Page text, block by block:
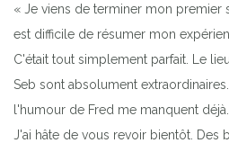
« Je viens de terminer mon premier
est difficile de résumer mon
C'était tout simplement parfait. Le
Seb sont absolument
l'humour de Fred me manquent
J'ai hâte de vous revoir bientôt. Des